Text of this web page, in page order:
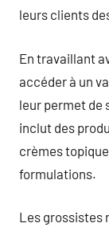
leurs clients
En travaillant
accéder à un
leur permet de
inclut des
crèmes
formulations.
Les grossistes